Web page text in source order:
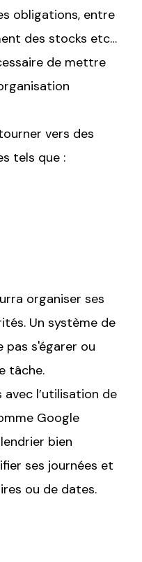
obligations, entre
des stocks etc…
de mettre
vers des
tels que :
organiser ses
Un système de
s'égarer ou
tâche.
l’utilisation de
Google
bien
ses journées et
ou de dates.